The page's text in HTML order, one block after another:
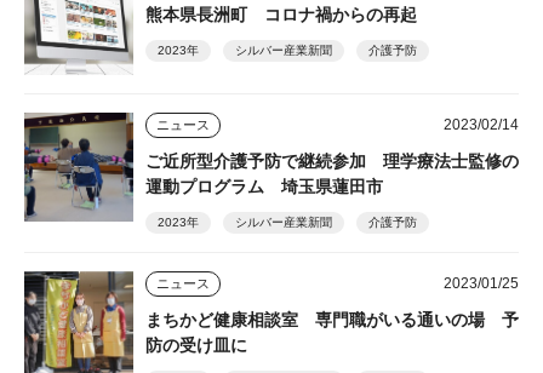
熊本県長洲町 コロナ禍からの再起
2023年 シルバー産業新聞 介護予防
ニュース 2023/02/14
ご近所型介護予防で継続参加 理学療法士監修の
運動プログラム 埼玉県蓮田市
2023年 シルバー産業新聞 介護予防
ニュース 2023/01/25
まちかど健康相談室 専門職がいる通いの場 予
防の受け皿に